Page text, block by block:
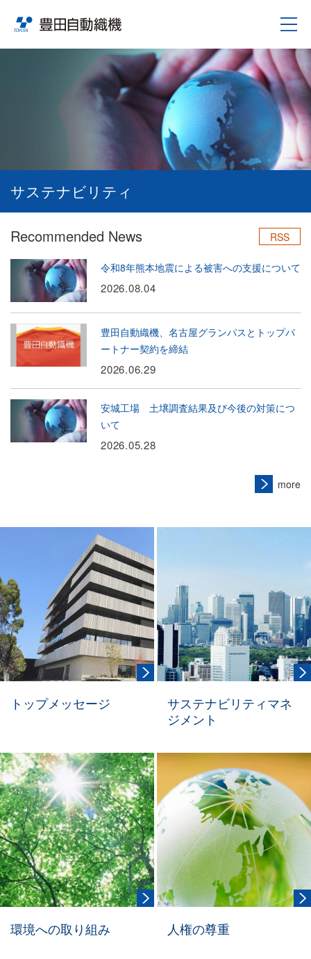
サステナビリティ
Recommended News RSS
令和8年熊本地震による被害への支援について
2026.08.04
豊田自動織機、名古屋グランパスとトップパ
ートナー契約を締結
2026.06.29
安城工場 土壌調査結果及び今後の対策につ
いて
2026.05.28
more
トップメッセージ
サステナビリティマネ
ジメント
環境への取り組み 人権の尊重